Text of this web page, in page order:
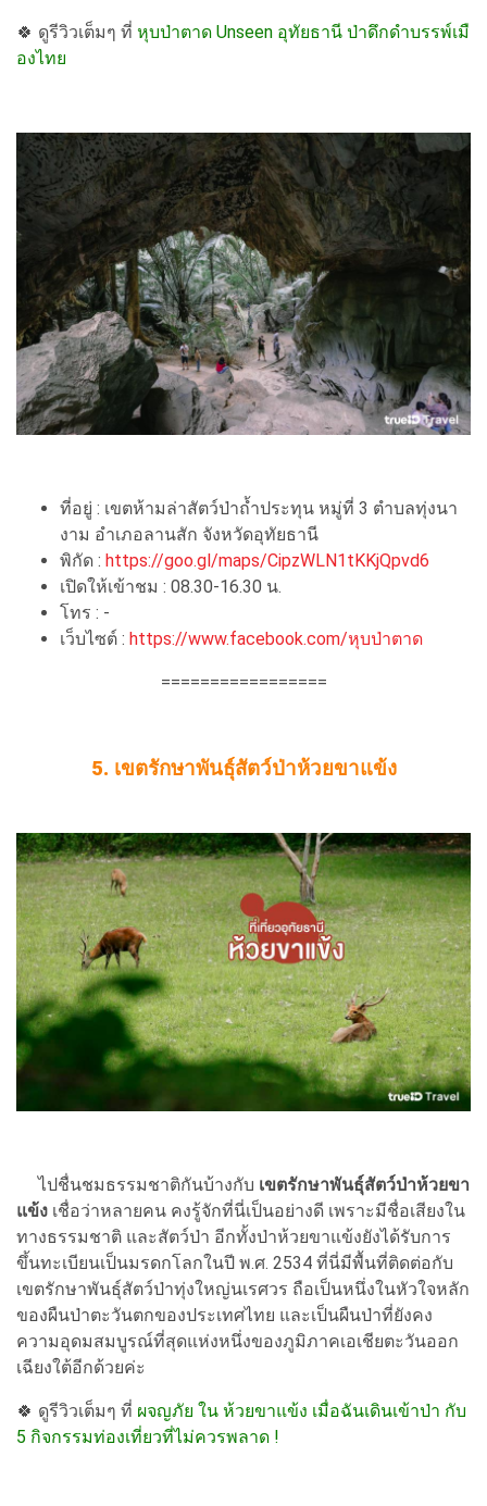
🍀 ดูรีวิวเต็มๆ ที่ หุบป่าตาด Unseen อุทัยธานี ป่าดึกดำบรรพ์เมื
องไทย
ที่อยู่ : เขตห้ามล่าสัตว์ป่าถ้ำประทุน หมู่ที่ 3 ตำบลทุ่งนา
งาม อำเภอลานสัก จังหวัดอุทัยธานี
พิกัด : https://goo.gl/maps/CipzWLN1tKKjQpvd6
เปิดให้เข้าชม : 08.30-16.30 น.
โทร : -
เว็บไซต์ : https://www.facebook.com/หุบป่าตาด
=================
5. เขตรักษาพันธุ์สัตว์ป่าห้วยขาแข้ง
ไปชื่นชมธรรมชาติกันบ้างกับ เขตรักษาพันธุ์สัตว์ป่าห้วยขา
แข้ง เชื่อว่าหลายคน คงรู้จักที่นี่เป็นอย่างดี เพราะมีชื่อเสียงใน
ทางธรรมชาติ และสัตว์ป่า อีกทั้งป่าห้วยขาแข้งยังได้รับการ
ขึ้นทะเบียนเป็นมรดกโลกในปี พ.ศ. 2534 ที่นี่มีพื้นที่ติดต่อกับ
เขตรักษาพันธุ์สัตว์ป่าทุ่งใหญ่นเรศวร ถือเป็นหนึ่งในหัวใจหลัก
ของผืนป่าตะวันตกของประเทศไทย และเป็นผืนป่าที่ยังคง
ความอุดมสมบูรณ์ที่สุดแห่งหนึ่งของภูมิภาคเอเชียตะวันออก
เฉียงใต้อีกด้วยค่ะ
🍀 ดูรีวิวเต็มๆ ที่ ผจญภัย ใน ห้วยขาแข้ง เมื่อฉันเดินเข้าป่า กับ
5 กิจกรรมท่องเที่ยวที่ไม่ควรพลาด !